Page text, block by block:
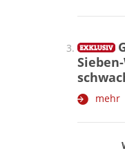
mehr